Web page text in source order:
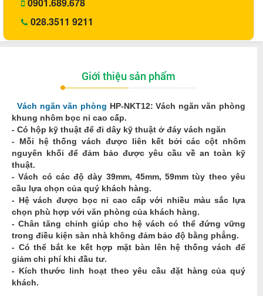
028.3511 9211
Giới thiệu sản phẩm
Vách ngăn văn phòng HP-NKT12: Vách ngăn văn phòng
khung nhôm bọc nỉ cao cấp.
- Có hộp kỹ thuật để đi dây kỹ thuật ở đáy vách ngăn
- Mỗi hệ thống vách được liên kết bởi các cột nhôm
nguyên khối để đảm bảo được yêu cầu về an toàn kỹ
thuật.
- Vách có các độ dày 39mm, 45mm, 59mm tùy theo yêu
cầu lựa chọn của quý khách hàng.
- Hệ vách được bọc nỉ cao cấp với nhiều màu sắc lựa
chọn phù hợp với văn phòng của khách hàng.
- Chân tăng chỉnh giúp cho hệ vách có thể đứng vững
trong điều kiện sàn nhà không đảm bảo độ bằng phẳng.
- Có thể bắt ke kết hợp mặt bàn lên hệ thống vách để
giảm chi phí khi đầu tư.
- Kích thước linh hoạt theo yêu cầu đặt hàng của quý
khách.